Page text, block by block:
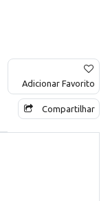
Adicionar Favorito
Compartilhar